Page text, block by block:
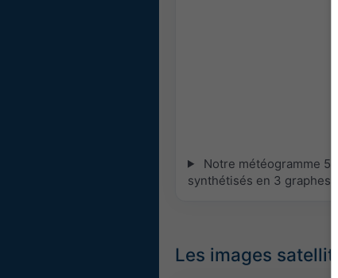
Notre météogramme 5
synthétisés en 3 graphes :
Les images